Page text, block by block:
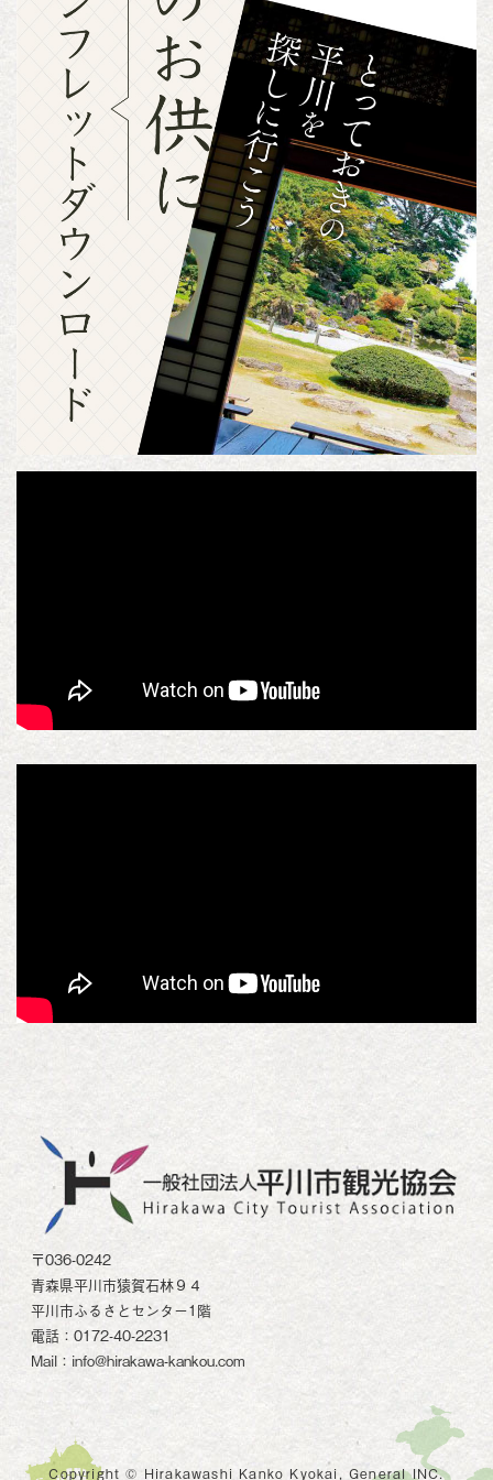
〒036-0242
青森県平川市猿賀石林９４
平川市ふるさとセンター1階
電話：0172-40-2231
Mail：info@hirakawa-kankou.com
Copyright © Hirakawashi Kanko Kyokai, General INC.